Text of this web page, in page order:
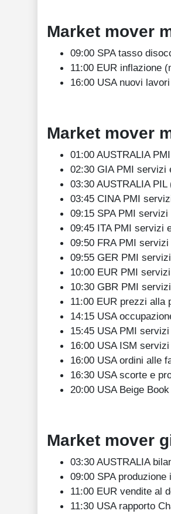
Market mover
09:00 SPA tasso
11:00 EUR inflazione
16:00 USA nuovi
Market mover
01:00 AUSTRALIA
02:30 GIA PMI servizi
03:30 AUSTRALIA PIL
03:45 CINA PMI
09:15 SPA PMI
09:45 ITA PMI servizi
09:50 FRA PMI
09:55 GER PMI
10:00 EUR PMI
10:30 GBR PMI
11:00 EUR prezzi alla
14:15 USA
15:45 USA PMI
16:00 USA ISM
16:00 USA ordini alle
16:30 USA scorte e
20:00 USA Beige
Market mover
03:30 AUSTRALIA
09:00 SPA
11:00 EUR vendite al
11:30 USA rapporto